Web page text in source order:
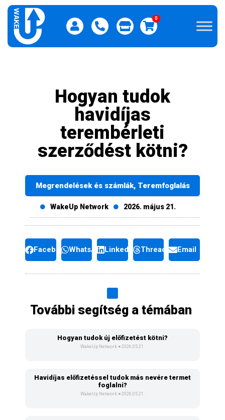
0
Hogyan tudok
havidíjas
terembérleti
szerződést kötni?
Megrendelések és számlák, Teremfoglalás
WakeUp Network 2026. május 21.
FacebookWhatsAppLinkedIn Threads Email
További segítség a témában
Hogyan tudok új előfizetést kötni?
WakeUp Network 2026.05.21.
Havidíjas előfizetéssel tudok más nevére termet
foglalni?
WakeUp Network 2026.05.21.